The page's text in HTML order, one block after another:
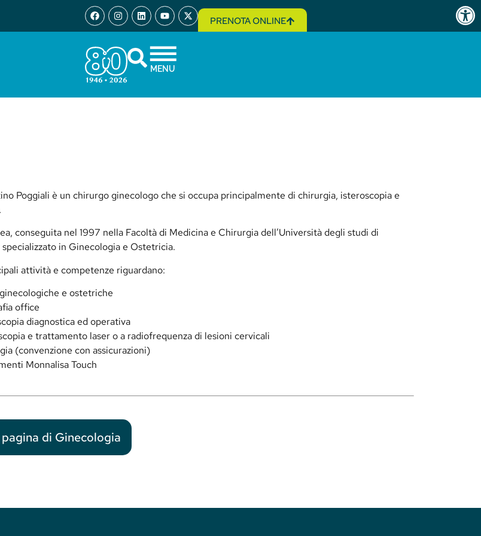
PRENOTA ONLINE
MENU
Poggiali è un chirurgo ginecologo che si occupa principalmente di chirurgia, isteroscopia e
conseguita nel 1997 nella Facoltà di Medicina e Chirurgia dell’Università degli studi di
specializzato in Ginecologia e Ostetricia.
attività e competenze riguardano:
e ostetriche
office
diagnostica ed operativa
e trattamento laser o a radiofrequenza di lesioni cervicali
(convenzione con assicurazioni)
Monnalisa Touch
di Ginecologia